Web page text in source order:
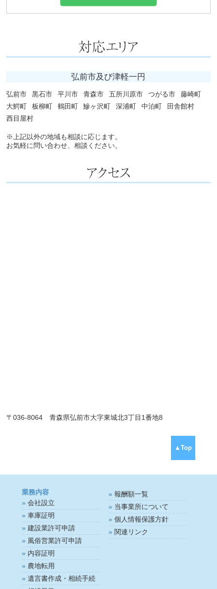
弘前市及び津軽一円
弘前市 黒石市 平川市 青森市 五所川原市 つがる市
藤崎町
大鰐町
板柳町 鶴田町 鰺ヶ沢町 深浦町 中泊町
田舎館村
西目屋村
※上記以外の地域も相談に応じます。
お気軽に問い合わせ、相談ください。
〒036-8064 青森県弘前市大字東城北3丁目1番地8
▲Top
業務内容
会社設立
車庫証明
建設業許可申請
風俗営業許可申請
内容証明
農地転用
遺言書作成・相続手続
報酬額一覧
当事業所について
個人情報保護方針
関連リンク